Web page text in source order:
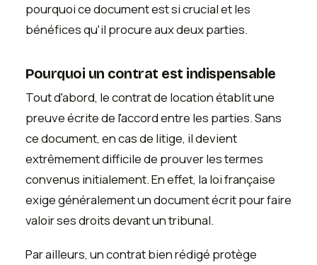
pourquoi ce document est si crucial et les
bénéfices qu'il procure aux deux parties.
Pourquoi un contrat est indispensable
Tout d'abord, le contrat de location établit une
preuve écrite de l'accord entre les parties. Sans
ce document, en cas de litige, il devient
extrêmement difficile de prouver les termes
convenus initialement. En effet, la loi française
exige généralement un document écrit pour faire
valoir ses droits devant un tribunal.
Par ailleurs, un contrat bien rédigé protège